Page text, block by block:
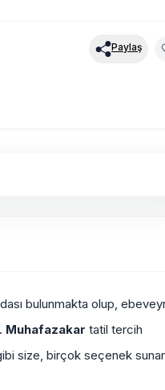
Paylaş
bulunmakta olup,
Muhafazakar tatil tercih
size, birçok seçenek